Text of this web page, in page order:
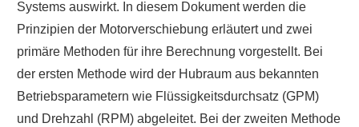
Systems auswirkt. In diesem Dokument werden die
Prinzipien der Motorverschiebung erläutert und zwei
primäre Methoden für ihre Berechnung vorgestellt. Bei
der ersten Methode wird der Hubraum aus bekannten
Betriebsparametern wie Flüssigkeitsdurchsatz (GPM)
und Drehzahl (RPM) abgeleitet. Bei der zweiten Methode